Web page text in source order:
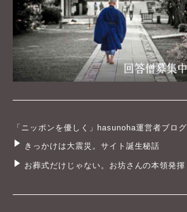
「ニッポンを優しく」hasunoha運営者ブログ
きっかけは大震災。サイト誕生秘話
お葬式だけじゃない。お坊さんの本領発揮